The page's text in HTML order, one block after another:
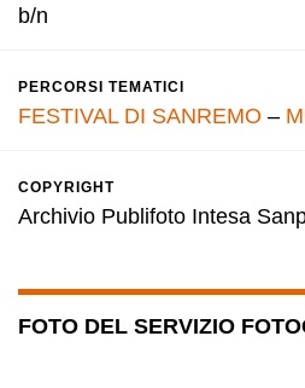
b/n
PERCORSI TEMATICI
FESTIVAL DI SANREMO –
COPYRIGHT
Archivio Publifoto Intesa
FOTO DEL SERVIZIO